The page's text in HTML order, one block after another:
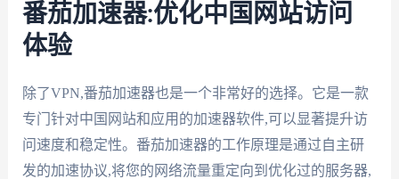
番茄加速器:优化中国网站访问
体验
除了VPN,番茄加速器也是一个非常好的选择。它是一款
专门针对中国网站和应用的加速器软件,可以显著提升访
问速度和稳定性。番茄加速器的工作原理是通过自主研
发的加速协议,将您的网络流量重定向到优化过的服务器,